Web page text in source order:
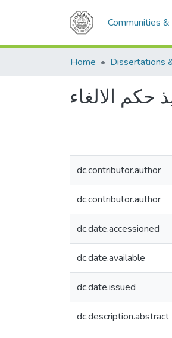
Communities
Home
حكم الالغاء
dc.contributor.author
dc.contributor.author
dc.date.accessioned
dc.date.available
dc.date.issued
dc.description.abstract